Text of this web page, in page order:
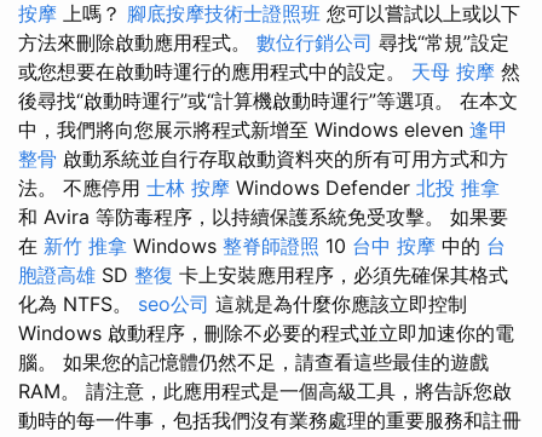
按摩 上嗎？ 腳底按摩技術士證照班 您可以嘗試以上或以下
方法來刪除啟動應用程式。 數位行銷公司 尋找“常規”設定
或您想要在啟動時運行的應用程式中的設定。 天母 按摩 然
後尋找“啟動時運行”或“計算機啟動時運行”等選項。 在本文
中，我們將向您展示將程式新增至 Windows eleven 逢甲
整骨 啟動系統並自行存取啟動資料夾的所有可用方式和方
法。 不應停用 士林 按摩 Windows Defender 北投 推拿
和 Avira 等防毒程序，以持續保護系統免受攻擊。 如果要
在 新竹 推拿 Windows 整脊師證照 10 台中 按摩 中的 台
胞證高雄 SD 整復 卡上安裝應用程序，必須先確保其格式
化為 NTFS。 seo公司 這就是為什麼你應該立即控制
Windows 啟動程序，刪除不必要的程式並立即加速你的電
腦。 如果您的記憶體仍然不足，請查看這些最佳的遊戲
RAM。 請注意，此應用程式是一個高級工具，將告訴您啟
動時的每一件事，包括我們沒有業務處理的重要服務和註冊